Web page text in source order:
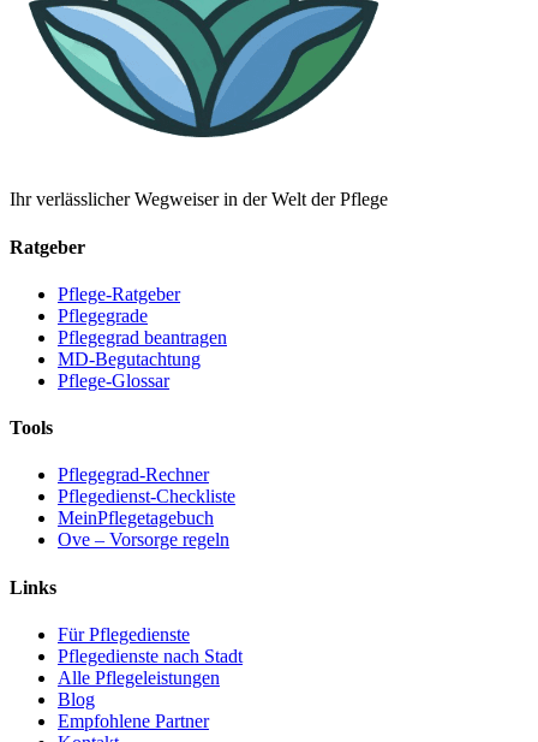
Ihr verlässlicher Wegweiser in der Welt der Pflege
Ratgeber
Pflege-Ratgeber
Pflegegrade
Pflegegrad beantragen
MD-Begutachtung
Pflege-Glossar
Tools
Pflegegrad-Rechner
Pflegedienst-Checkliste
MeinPflegetagebuch
Ove – Vorsorge regeln
Links
Für Pflegedienste
Pflegedienste nach Stadt
Alle Pflegeleistungen
Blog
Empfohlene Partner